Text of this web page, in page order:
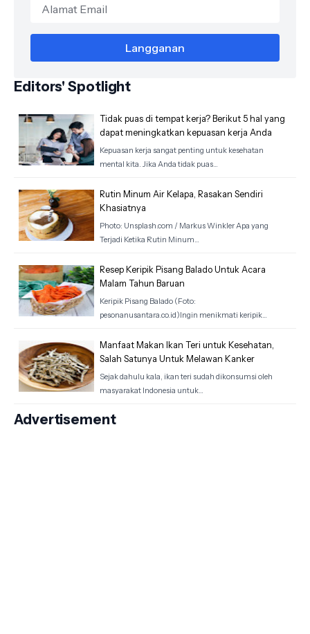
Editors' Spotlight
Tidak puas di tempat kerja? Berikut 5 hal yang
dapat meningkatkan kepuasan kerja Anda
Kepuasan kerja sangat penting untuk kesehatan
mental kita. Jika Anda tidak puas…
Rutin Minum Air Kelapa, Rasakan Sendiri
Khasiatnya
Photo: Unsplash.com / Markus Winkler Apa yang
Terjadi Ketika Rutin Minum…
Resep Keripik Pisang Balado Untuk Acara
Malam Tahun Baruan
Keripik Pisang Balado (Foto:
pesonanusantara.co.id)Ingin menikmati keripik…
Manfaat Makan Ikan Teri untuk Kesehatan,
Salah Satunya Untuk Melawan Kanker
Sejak dahulu kala, ikan teri sudah dikonsumsi oleh
masyarakat Indonesia untuk…
Advertisement